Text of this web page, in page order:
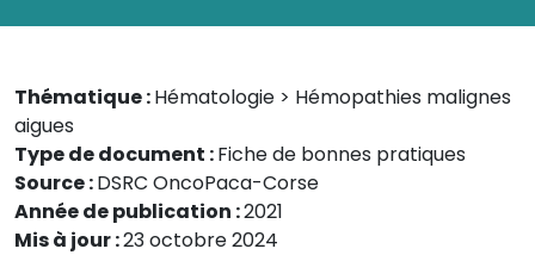
Thématique :Hématologie > Hémopathies malignes
aigues
Type de document :Fiche de bonnes pratiques
Source :DSRC OncoPaca-Corse
Année de publication :2021
Mis à jour :23 octobre 2024